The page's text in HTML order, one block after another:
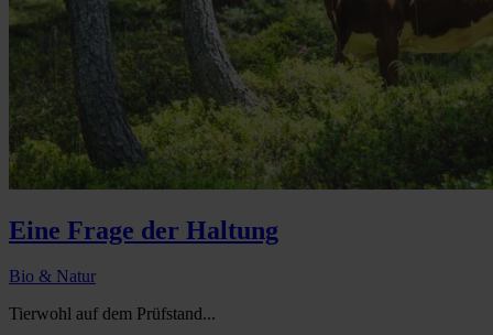
Eine Frage der Haltung
Bio & Natur
Tierwohl auf dem Prüfstand...